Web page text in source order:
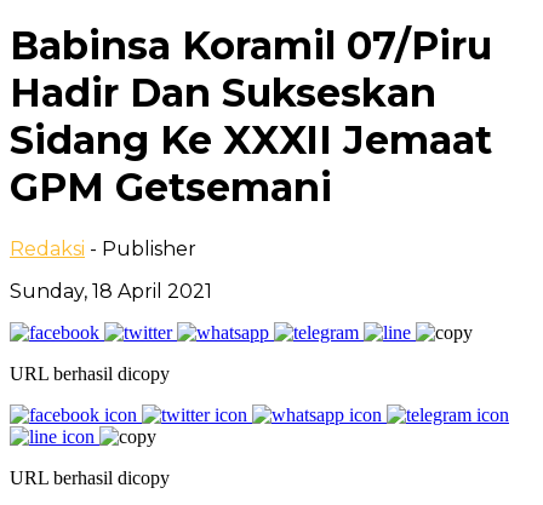
Babinsa Koramil 07/Piru
Hadir Dan Sukseskan
Sidang Ke XXXII Jemaat
GPM Getsemani
Redaksi - Publisher
Sunday, 18 April 2021
URL berhasil dicopy
URL berhasil dicopy